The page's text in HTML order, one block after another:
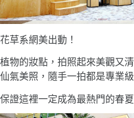
花草系網美出動！
植物的妝點，拍照起來美觀又
仙氣美照，隨手一拍都是專業
保證這裡一定成為最熱門的春夏